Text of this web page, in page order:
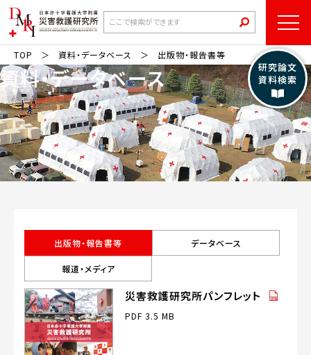
TOP 資料・データベース 出版物・報告書等
資料・データベース
出版物・報告書等 データベース
報道・メディア
災害救護研究所パンフレット
PDF 3.5 MB
研究論文
資料検索